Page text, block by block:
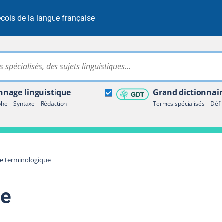
de la langue française
Rechercher dans tout le site
linguistique
– Syntaxe – Rédaction
Grand
Termes spécialisés –
terminologique
terminologique